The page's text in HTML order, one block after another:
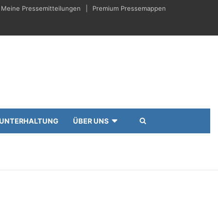
Meine Pressemitteilungen Premium Pressemappen
UNTERHALTUNG ÜBER UNS